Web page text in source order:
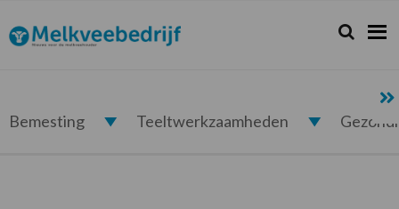
de
hoofdnavigatie
de
hoofd
de
eerste
de
voettekst
Melkveebedrijf.nl Zoeken...
Zoek
Bemesting Teeltwerkzaamheden